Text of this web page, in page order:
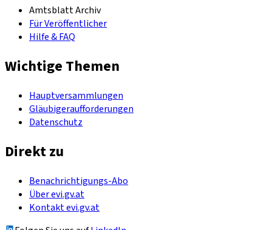
Amtsblatt Archiv
Für Veröffentlicher
Hilfe & FAQ
Wichtige Themen
Hauptversammlungen
Gläubigeraufforderungen
Datenschutz
Direkt zu
Benachrichtigungs-Abo
Über evi.gv.at
Kontakt evi.gv.at